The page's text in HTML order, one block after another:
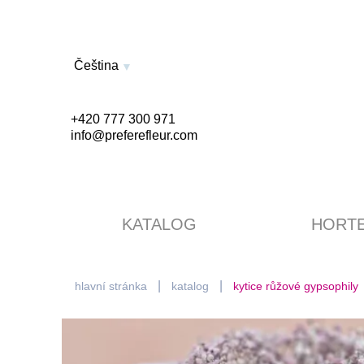
Čeština
+420 777 300 971
info@preferefleur.com
KATALOG
hlavní stránka katalog kytice růžové gypsophily